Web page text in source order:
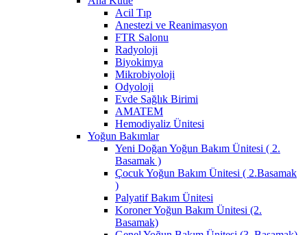
Acil Tıp
Anestezi ve Reanimasyon
FTR Salonu
Radyoloji
Biyokimya
Mikrobiyoloji
Odyoloji
Evde Sağlık Birimi
AMATEM
Hemodiyaliz Ünitesi
Yoğun Bakımlar
Yeni Doğan Yoğun Bakım Ünitesi ( 2.
Basamak )
Çocuk Yoğun Bakım Ünitesi ( 2.Basamak
)
Palyatif Bakım Ünitesi
Koroner Yoğun Bakım Ünitesi (2.
Basamak)